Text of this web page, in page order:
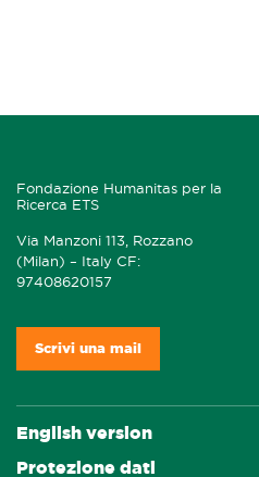
Fondazione Humanitas per la
Ricerca ETS
Via Manzoni 113, Rozzano
(Milan) – Italy CF:
97408620157
Scrivi una mail
English version
Protezione dati